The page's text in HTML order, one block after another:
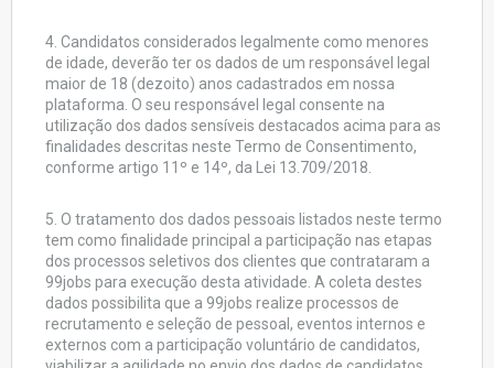
4. Candidatos considerados legalmente como menores
de idade, deverão ter os dados de um responsável legal
maior de 18 (dezoito) anos cadastrados em nossa
plataforma. O seu responsável legal consente na
utilização dos dados sensíveis destacados acima para as
finalidades descritas neste Termo de Consentimento,
conforme artigo 11º e 14º, da Lei 13.709/2018.
5. O tratamento dos dados pessoais listados neste termo
tem como finalidade principal a participação nas etapas
dos processos seletivos dos clientes que contrataram a
99jobs para execução desta atividade. A coleta destes
dados possibilita que a 99jobs realize processos de
recrutamento e seleção de pessoal, eventos internos e
externos com a participação voluntário de candidatos,